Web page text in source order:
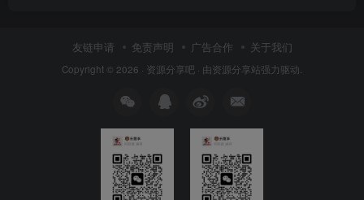
友链申请 免责声明 广告合作 关于我们
Copyright © 2026 · 资源分享吧 · 由资源分享站强力驱动.